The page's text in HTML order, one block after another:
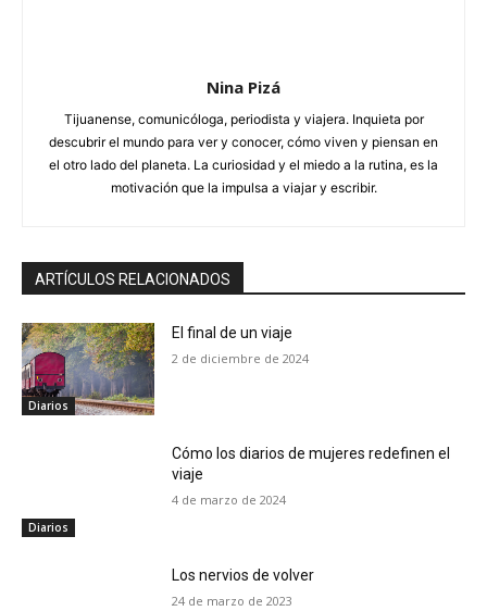
Nina Pizá
Tijuanense, comunicóloga, periodista y viajera. Inquieta por
descubrir el mundo para ver y conocer, cómo viven y piensan en
el otro lado del planeta. La curiosidad y el miedo a la rutina, es la
motivación que la impulsa a viajar y escribir.
ARTÍCULOS RELACIONADOS
Diarios
El final de un viaje
2 de diciembre de 2024
Diarios
Cómo los diarios de mujeres redefinen el
viaje
4 de marzo de 2024
Los nervios de volver
24 de marzo de 2023